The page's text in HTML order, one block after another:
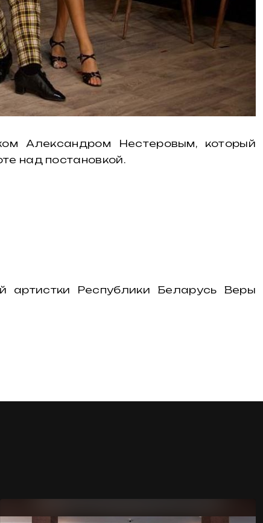
Александром Нестеровым, который
над постановкой.
артистки Республики Беларусь Веры